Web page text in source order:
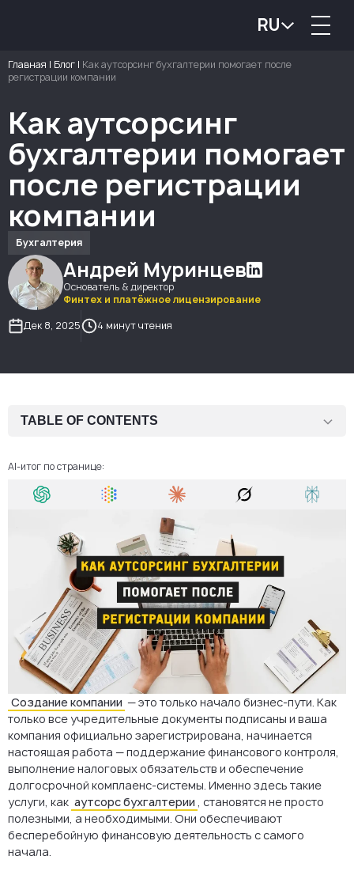
RU
Главная | Блог | Как аутсорсинг бухгалтерии помогает после
регистрации компании
Как аутсорсинг
бухгалтерии помогает
после регистрации
компании
Бухгалтерия
Андрей Муринцев
Основатель & директор
Финтех и платёжное лицензирование
Дек 8, 2025
4 минут чтения
TABLE OF CONTENTS
4. Экспертный анализ и стратегическая ценность
5. Технологичность и прозрачность
6. Снижение рисков и укрепление доверия
7. Когда стоит начинать аутсорсинг
Заключение
FAQ: Аутсорсинговая бухгалтерия после регистрации компании
AI-итог по странице:
Создание компании — это только начало бизнес-пути. Как
только все учредительные документы подписаны и ваша
компания официально зарегистрирована, начинается
настоящая работа — поддержание финансового контроля,
выполнение налоговых обязательств и обеспечение
долгосрочной комплаенс-системы. Именно здесь такие
услуги, как аутсорс бухгалтерии , становятся не просто
полезными, а необходимыми. Они обеспечивают
бесперебойную финансовую деятельность с самого
начала.